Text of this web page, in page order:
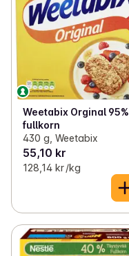
Weetabix Orginal 95%
fullkorn
430 g, Weetabix
55,10 kr
128,14 kr /kg